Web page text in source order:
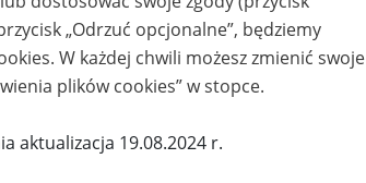
05-830
„Odrzuć opcjonalne”, będziemy
W każdej chwili możesz zmienić swoje
plików cookies” w stopce.
aktualizacja 19.08.2024 r.